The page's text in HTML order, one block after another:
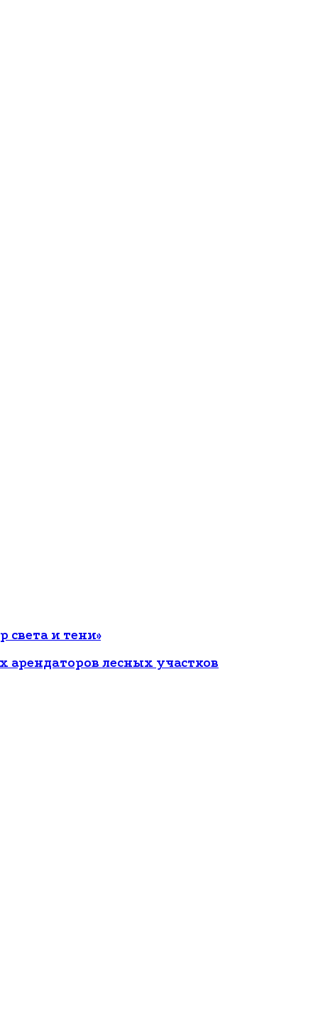
света и тени»
арендаторов лесных участков